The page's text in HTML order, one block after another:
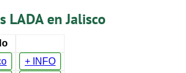
LADA en Jalisco
+ INFO